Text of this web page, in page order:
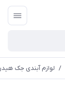
/ لوازم آبندی جک